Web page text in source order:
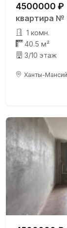
4500000 ₽
квартира №
1 комн.
40.5 м²
3/10 этаж
Ханты-